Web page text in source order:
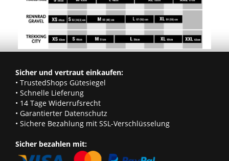
Sicher und vertraut einkaufen:
• TrustedShops Gütesiegel
• Schnelle Lieferung
• 14 Tage Widerrufsrecht
• Garantierter Datenschutz
• Sichere Bezahlung mit SSL-Verschlüsselung
Sicher bezahlen mit: